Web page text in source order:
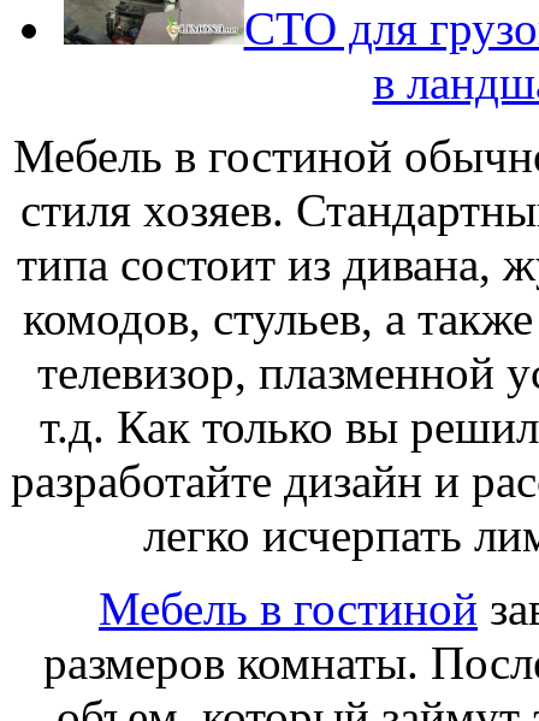
СТО для
в
Мебель в гостиной
стиля хозяев.
типа состоит из дивана,
комодов, стульев, а
телевизор, плазменной
т.д. Как только вы
разработайте дизайн и
легко исчерпать
Мебель в гостиной
размеров комнаты.